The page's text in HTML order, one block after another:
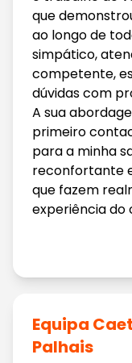
que
ao longo de
simpático,
competente,
dúvidas com
A sua
primeiro
para a minha
reconfortante
que fazem
experiência do
Equipa
Palhais